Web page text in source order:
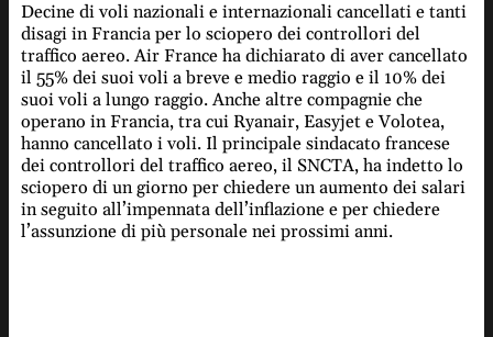
Decine di voli nazionali e internazionali cancellati e tanti
disagi in Francia per lo sciopero dei controllori del
traffico aereo. Air France ha dichiarato di aver cancellato
il 55% dei suoi voli a breve e medio raggio e il 10% dei
suoi voli a lungo raggio. Anche altre compagnie che
operano in Francia, tra cui Ryanair, Easyjet e Volotea,
hanno cancellato i voli. Il principale sindacato francese
dei controllori del traffico aereo, il SNCTA, ha indetto lo
sciopero di un giorno per chiedere un aumento dei salari
in seguito all’impennata dell’inflazione e per chiedere
l’assunzione di più personale nei prossimi anni.